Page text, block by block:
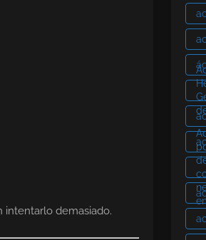
intentarlo demasiado.